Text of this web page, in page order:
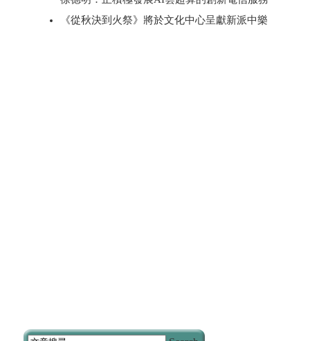
《從秋決到火祭》將於文化中心呈獻新派中樂